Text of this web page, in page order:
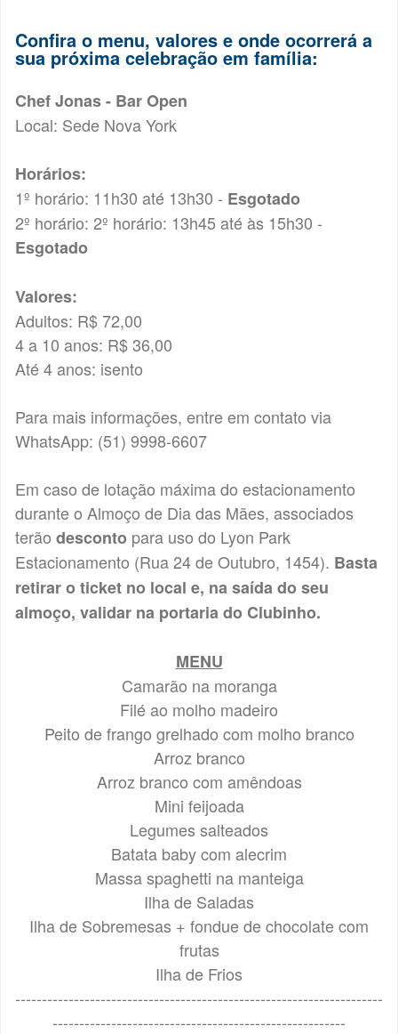
Confira o menu, valores e onde ocorrerá a
sua próxima celebração em família:
Chef Jonas - Bar Open
Local: Sede Nova York
Horários:
1º horário: 11h30 até 13h30 - Esgotado
2º horário: 2º horário: 13h45 até às 15h30 -
Esgotado
Valores:
Adultos: R$ 72,00
4 a 10 anos: R$ 36,00
Até 4 anos: isento
Para mais informações, entre em contato via
WhatsApp: (51) 9998-6607
Em caso de lotação máxima do estacionamento
durante o Almoço de Dia das Mães, associados
terão desconto para uso do Lyon Park
Estacionamento (Rua 24 de Outubro, 1454). Basta
retirar o ticket no local e, na saída do seu
almoço, validar na portaria do Clubinho.
MENU
Camarão na moranga
Filé ao molho madeiro
Peito de frango grelhado com molho branco
Arroz branco
Arroz branco com amêndoas
Mini feijoada
Legumes salteados
Batata baby com alecrim
Massa spaghetti na manteiga
Ilha de Saladas
Ilha de Sobremesas + fondue de chocolate com
frutas
Ilha de Frios
---------------------------------------------------------------------
-------------------------------------------------------